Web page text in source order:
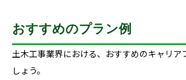
おすすめのプラン例
土木工事業界における、おすすめのキャリア
しょう。